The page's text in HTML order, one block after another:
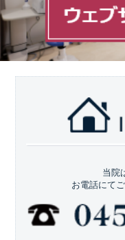
当院
お電話にて